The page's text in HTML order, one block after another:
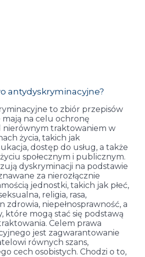
antydyskryminacyjne?
to zbiór przepisów
na celu ochronę
nierównym traktowaniem w
życia, takich jak
dostęp do usług, a także
społecznym i publicznym.
dyskryminacji na podstawie
za nierozłącznie
jednostki, takich jak płeć,
religia, rasa,
zdrowia, niepełnosprawność, a
które mogą stać się podstawą
Celem prawa
jest zagwarantowanie
równych szans,
cech osobistych. Chodzi o to,